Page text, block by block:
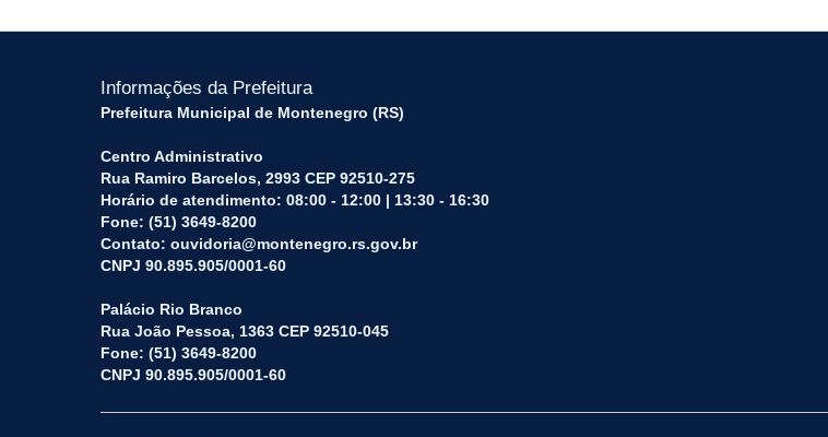
Informações da Prefeitura
Prefeitura Municipal de Montenegro (RS)
Centro Administrativo
Rua Ramiro Barcelos, 2993 CEP 92510-275
Horário de atendimento: 08:00 - 12:00 | 13:30 - 16:30
Fone: (51) 3649-8200
Contato: ouvidoria@montenegro.rs.gov.br
CNPJ 90.895.905/0001-60
Palácio Rio Branco
Rua João Pessoa, 1363 CEP 92510-045
Fone: (51) 3649-8200
CNPJ 90.895.905/0001-60